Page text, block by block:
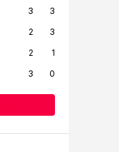
3
3
2
3
2
1
3 0